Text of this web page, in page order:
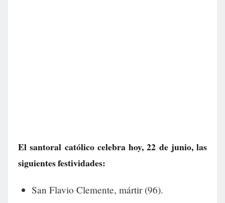
El santoral católico celebra hoy, 22 de junio, las
siguientes festividades:
San Flavio Clemente, mártir (96).